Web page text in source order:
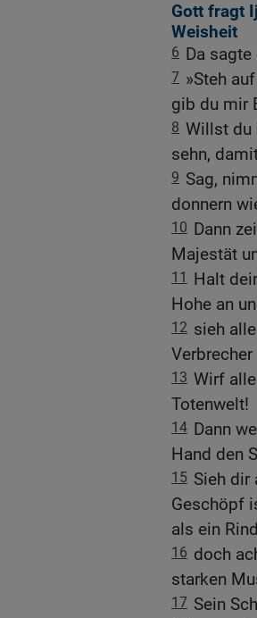
Gott fragt
Weisheit
6 Da
7 »Steh
gib du mir
8 Willst du
sehn,
9 Sag,
donnern
10 Dann
Majestät
11
Halt
Hohe an
12 sieh
13 Wirf
Totenwelt!
14 Dann
Hand den
15 Sieh dir
Geschöpf
als ein
16 doch
starken
17 Sein